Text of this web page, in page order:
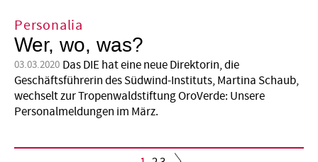
Personalia
Wer, wo, was?
03.03.2020 Das DIE hat eine neue Direktorin, die
Geschäftsführerin des Südwind-Instituts, Martina Schaub,
wechselt zur Tropenwaldstiftung OroVerde: Unsere
Personalmeldungen im März.